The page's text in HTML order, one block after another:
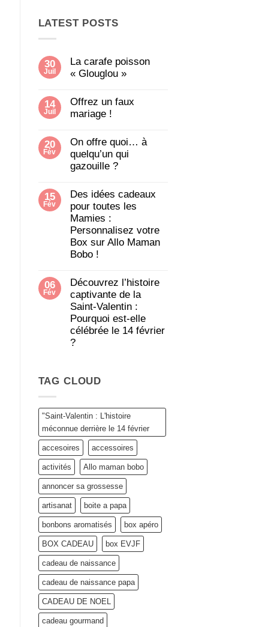
LATEST POSTS
30
Juil
La carafe poisson
« Glouglou »
sur
La
carafe
« Glouglou »
14
Juil
Offrez un faux
mariage !
sur
Offrez
un
faux
20
Fév
On offre quoi… à
quelqu’un qui
gazouille ?
sur
On
offre
quoi…
à
quelqu’un
qui
gazouille
15
Fév
Des idées cadeaux
pour toutes les
Mamies :
Personnalisez votre
Box sur Allo Maman
Bobo !
sur
Des
idées
cadeaux
pour
toutes
les
Mamies
Box
sur
Bobo
!
06
Fév
Découvrez l’histoire
captivante de la
Saint-Valentin :
Pourquoi est-elle
célébrée le 14 février
?
Découvrez
la
Valentin
:
Pourquoi
est-
elle
célébrée
le
14
février
?
TAG CLOUD
"Saint-Valentin : L'histoire
méconnue derrière le 14 février
accesoires accessoires
activités Allo maman bobo
annoncer sa grossesse
artisanat boite a papa
bonbons aromatisés box apéro
BOX CADEAU box EVJF
cadeau de naissance
cadeau de naissance papa
CADEAU DE NOEL
cadeau gourmand